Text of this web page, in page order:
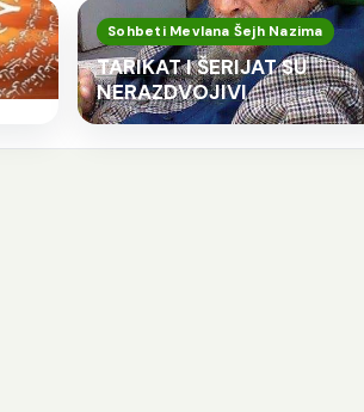
Sohbeti Mevlana Šejh Nazima
TARIKAT I ŠERIJAT SU
NERAZDVOJIVI